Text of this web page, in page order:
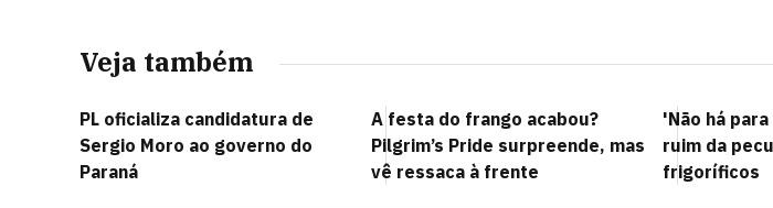
Veja também
PL oficializa candidatura de
Sergio Moro ao governo do
Paraná
A festa do frango acabou?
Pilgrim’s Pride surpreende, mas
vê ressaca à frente
'Não há
ruim da
frigoríficos